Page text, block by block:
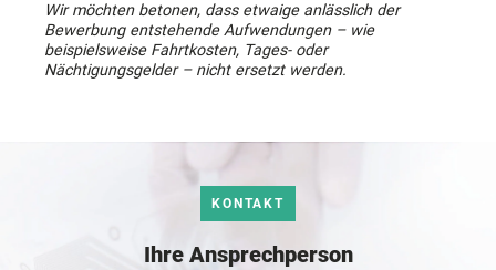
Wir möchten betonen, dass etwaige anlässlich der
Bewerbung entstehende Aufwendungen – wie
beispielsweise Fahrtkosten, Tages- oder
Nächtigungsgelder – nicht ersetzt werden.
KONTAKT
Ihre Ansprechperson